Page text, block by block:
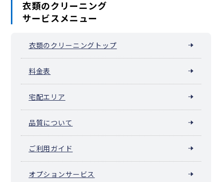
衣類のクリーニング
サービスメニュー
衣類のクリーニングトップ
料金表
宅配エリア
品質について
ご利用ガイド
オプションサービス